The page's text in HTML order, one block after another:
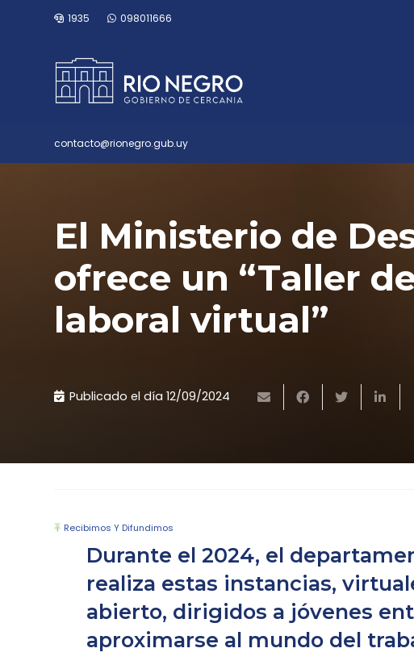
1935 098011666
contacto@rionegro.gub.uy
El Ministerio de
ofrece un “Taller
laboral virtual”
Publicado el día 12/09/2024
Recibimos Y Difundimos
Durante el 2024, el
realiza estas instancias,
abierto, dirigidos a jóvenes
aproximarse al mundo del